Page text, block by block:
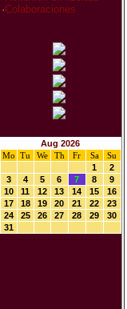
·Colaboraciones
Aug 2026
Mo
Tu We Th Fr Sa
Su
1
2
3
4 5 6 7 8
9
10
11 12 13 14 15
16
17
18 19 20 21 22
23
24
25 26 27 28 29
30
31